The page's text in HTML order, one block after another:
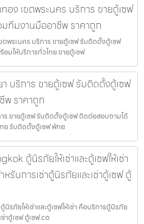
อง เขตพระนคร บริการ ขายตู้เซฟ
ทีมงานมืออาชีพ ราคาถูก
ตพระนคร บริการ ขายตู้เซฟ รับติดตั้งตู้เซฟ
มให้บริการทั่วไทย ขายตู้เซฟ
บริการ ขายตู้เซฟ รับติดตั้งตู้เซฟ
ราคาถูก
ร ขายตู้เซฟ รับติดตั้งตู้เซฟ ติดต่อสอบถามได้
ย รับติดตั้งตู้เซฟ พัทย
ตู้นิรภัยให้เช่าและตู้เซฟให้เช่า
รับการเช่าตู้นิรภัยและเช่าตู้เซฟ ตู้
รภัยให้เช่าและตู้เซฟให้เช่า คือบริการตู้นิรภัย
าตู้เซฟ ตู้เซฟ.co